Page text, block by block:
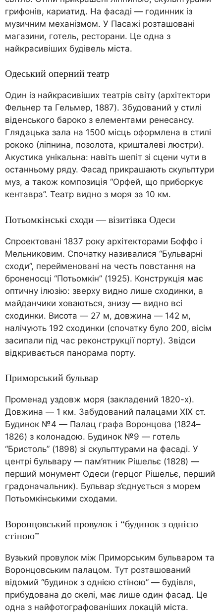
грифонів, кариатид. На фасаді — годинник із
музичним механізмом. У Пасажі розташовані
магазини, готель, ресторани. Це одна з
найкрасивіших будівель міста.
Одеський оперний театр
Один із найкрасивіших театрів світу (архітектори
Фельнер та Гельмер, 1887). Збудований у стилі
віденського бароко з елементами ренесансу.
Глядацька зала на 1500 місць оформлена в стилі
рококо (ліпнина, позолота, кришталеві люстри).
Акустика унікальна: навіть шепіт зі сцени чути в
останньому ряду. Фасад прикрашають скульптури
муз, а також композиція “Орфей, що приборкує
кентавра”. Театр видно з моря за 10 км.
Потьомкінські сходи — візитівка Одеси
Спроектовані 1837 року архітекторами Боффо і
Мельниковим. Спочатку називалися “Бульварні
сходи”, перейменовані на честь повстання на
броненосці “Потьомкін” (1925). Конструкція має
оптичну ілюзію: зверху видно лише сходинки, а
майданчики ховаються, знизу — видно всі
сходинки. Висота — 27 м, довжина — 142 м,
налічують 192 сходинки (спочатку було 200, вісім
засипали під час реконструкції порту). Звідси
відкривається панорама порту.
Приморський бульвар
Променад уздовж моря (закладений 1820-х).
Довжина — 1 км. Забудований палацами XIX ст.
Будинок №4 — Палац графа Воронцова (1824–
1826) з колонадою. Будинок №9 — готель
“Бристоль” (1898) зі скульптурами на фасаді. У
центрі бульвару — пам’ятник Рішельє (1828) —
перший монумент Одеси (герцог Рішельє, перший
градоначальник). Бульвар з’єднується з морем
Потьомкінськими сходами.
Воронцовський провулок і “будинок з однією
стіною”
Вузький провулок між Приморським бульваром та
Воронцовським палацом. Тут розташований
відомий “будинок з однією стіною” — будівля,
прибудована до скелі, має лише один фасад. Це
одна з найфотографованіших локацій міста.